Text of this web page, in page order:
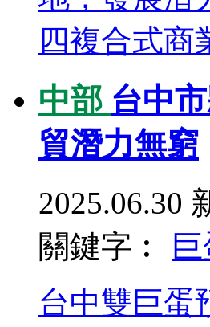
四複合式商
中部 台中
貿潛力無窮
2025.06.30
關鍵字︰
台中雙巨蛋